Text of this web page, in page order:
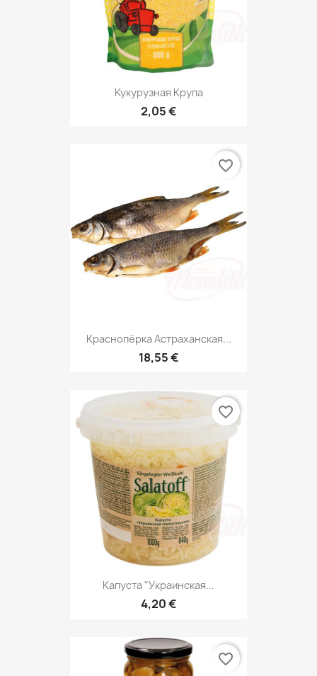
Кукурузная Крупа
2,05 €
Краснопёрка Астраханская...
18,55 €
favorite_border
Капуста "Украинская...
4,20 €
favorite_border
favorite_border